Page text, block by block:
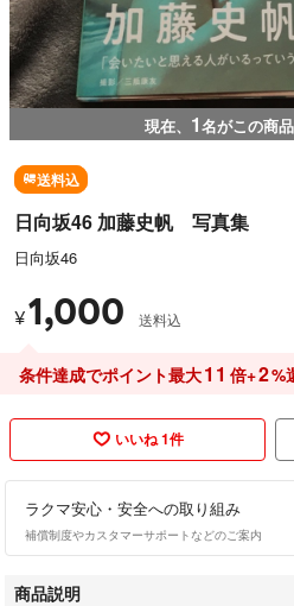
現在、 1名がこの商
送料込
日向坂46 加藤史帆 写真集
日向坂46
¥1,000 送料込
条件達成でポイント最大11 倍+2%
いいね 1件
ラクマ安心・安全への取り組み
補償制度やカスタマーサポートなどのご案内
商品説明